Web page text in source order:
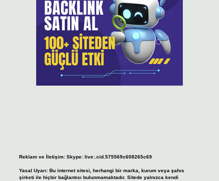
Reklam ve İletişim: Skype: live:.cid.575569c608265c69
Yasal Uyarı: Bu internet sitesi, herhangi bir marka, kurum veya şahıs
şirketi ile hiçbir bağlantısı bulunmamaktadır. Sitede yalnızca kendi